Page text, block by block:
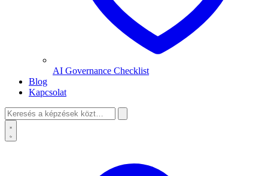
AI Governance Checklist
Blog
Kapcsolat